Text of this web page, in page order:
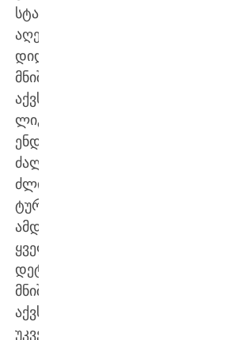
სტარტის
აღებას
დიდი
მნიშვნელობა
აქვს.
ლიგა
ენდესა
ძალიან
ძლიერი
ტურნირია,
ამდენად,
ყველა
დეტალს
მნიშვნელობა
აქვს.
უკვე